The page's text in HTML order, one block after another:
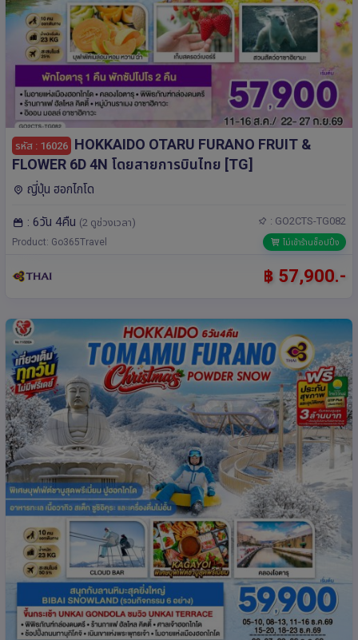
รหัส : 16026 HOKKAIDO OTARU FURANO FRUIT &
FLOWER 6D 4N โดยสายการบินไทย [TG]
ญี่ปุ่น ฮอกไกโด
: 6วัน 4คืน (2 ดูช่วงเวลา) : GO2CTS-TG082
Product: Go365Travel ไม่เข้าร้านช็อปปิ้ง
฿ 57,900.-